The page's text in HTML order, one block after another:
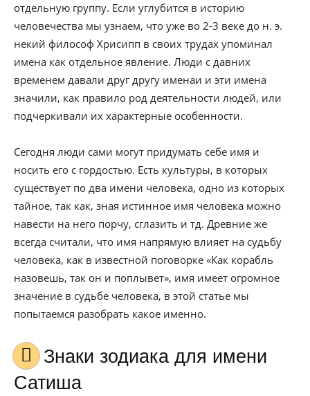
отдельную группу. Если углубится в историю
человечества мы узнаем, что уже во 2-3 веке до н. э.
некий философ Хрисипп в своих трудах упоминал
имена как отдельное явление. Люди с давних
временем давали друг другу именаи и эти имена
значили, как правило род деятельности людей, или
подчеркивали их характерные особенности.
Сегодня люди сами могут придумать себе имя и
носить его с гордостью. Есть культуры, в которых
существует по два имени человека, одно из которых
тайное, так как, зная истинное имя человека можно
навести на него порчу, сглазить и тд. Древние же
всегда считали, что имя напрямую влияет на судьбу
человека, как в известной поговорке «Как корабль
назовешь, так он и поплывет», имя имеет огромное
значение в судьбе человека, в этой статье мы
попытаемся разобрать какое именно.
Знаки зодиака для имени
Сатиша